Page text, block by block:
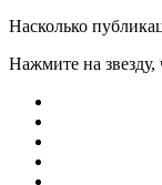
Насколько
Нажмите на